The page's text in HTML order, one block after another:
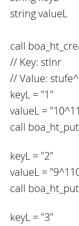
string valueL
call
// Key: stlnr
// Value:
keyL = "1"
valueL =
call
keyL = "2"
valueL =
call
keyL = "3"